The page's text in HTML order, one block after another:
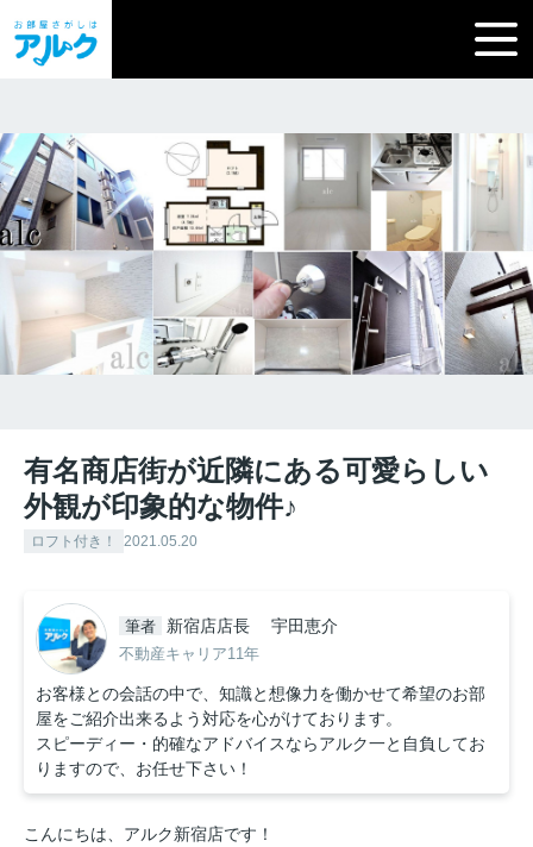
有名商店街が近隣にある可愛らしい
外観が印象的な物件♪
ロフト付き！ 2021.05.20
筆者 新宿店店長 宇田恵介
不動産キャリア11年
お客様との会話の中で、知識と想像力を働かせて希望のお部
屋をご紹介出来るよう対応を心がけております。
スピーディー・的確なアドバイスならアルク一と自負してお
りますので、お任せ下さい！
こんにちは、アルク新宿店です！